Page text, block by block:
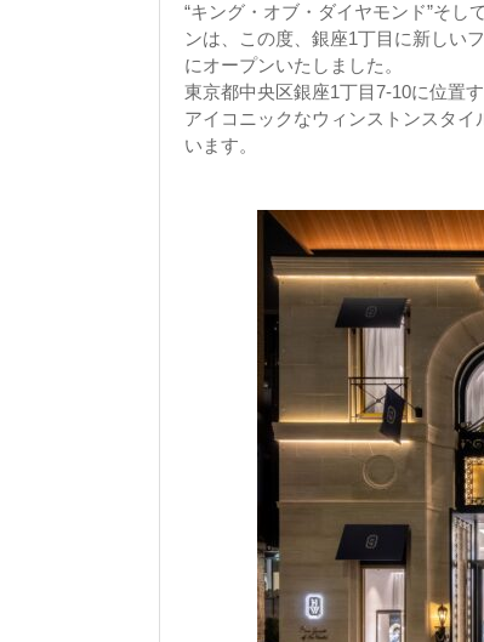
“キング・オブ・ダイヤモンド”そし
ンは、この度、銀座1丁目に新しい
にオープンいたしました。
東京都中央区銀座1丁目7-10に位置
アイコニックなウィンストンスタ
います。